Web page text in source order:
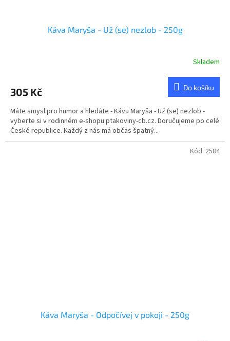
Káva Maryša - Už (se) nezlob - 250g
Skladem
305 Kč Do košíku
Máte smysl pro humor a hledáte - Kávu Maryša - Už (se) nezlob -
vyberte si v rodinném e-shopu ptakoviny-cb.cz. Doručujeme po celé
České republice. Každý z nás má občas špatný...
Káva Maryša - Odpočívej v pokoji - 250g
Kód: 2584